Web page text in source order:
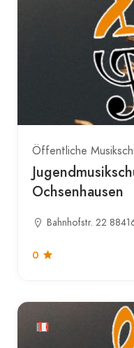
Öffentliche
Ochsenhausen
Bahnhofstr. 22
0